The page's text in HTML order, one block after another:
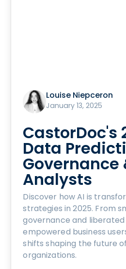
Louise Niepceron
January 13, 2025
CastorDoc's
Data
Governance
Analysts
Discover how AI is
strategies in 2025. From
governance and
empowered business
shifts shaping the future
organizations.